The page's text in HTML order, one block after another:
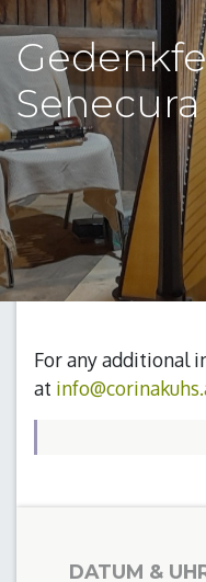
For any additional
at
DATUM &